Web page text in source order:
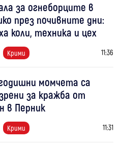
за огнеборците в
през почивните дни:
коли, техника и цех
Крими 11:36
момчета са
за кражба от
в Перник
Крими 11:31